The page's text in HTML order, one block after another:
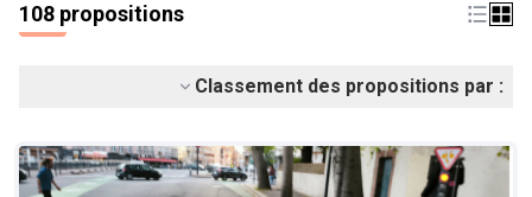
108 propositions
Classement des propositions par :